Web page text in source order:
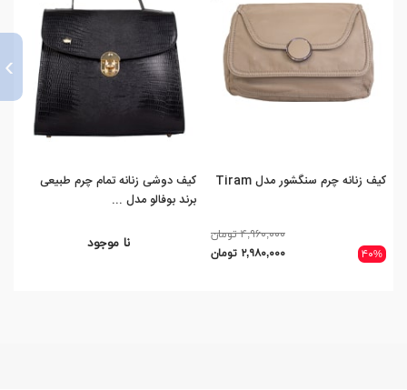
کیف زنانه چرم سنگشور مدل Tiram
۴۰%
۴,۹۶۰,۰۰۰ تومان
۲,۹۸۰,۰۰۰ تومان
کیف دوشی زنانه تمام چرم طبیعی
برند بوفالو مدل ...
نا موجود
›